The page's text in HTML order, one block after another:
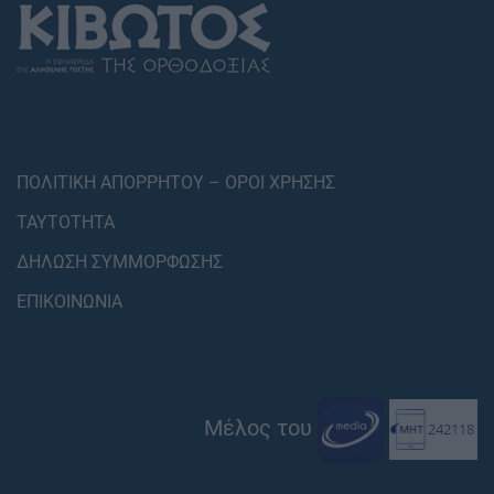
ΠΟΛΙΤΙΚΗ ΑΠΟΡΡΗΤΟΥ – ΟΡΟΙ ΧΡΗΣΗΣ
ΤΑΥΤΟΤΗΤΑ
ΔΗΛΩΣΗ ΣΥΜΜΟΡΦΩΣΗΣ
ΕΠΙΚΟΙΝΩΝΙΑ
Μέλος του